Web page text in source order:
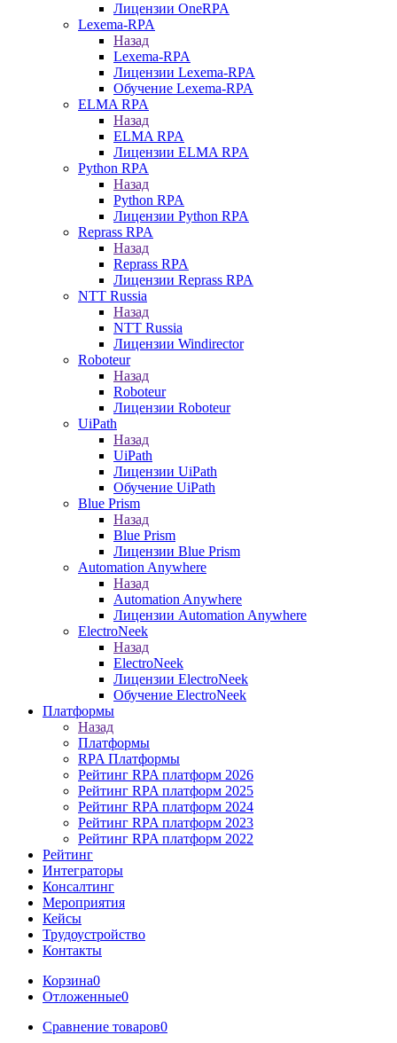
Лицензии OneRPA
Lexema-RPA
Назад
Lexema-RPA
Лицензии Lexema-RPA
Обучение Lexema-RPA
ELMA RPA
Назад
ELMA RPA
Лицензии ELMA RPA
Python RPA
Назад
Python RPA
Лицензии Python RPA
Reprass RPA
Назад
Reprass RPA
Лицензии Reprass RPA
NTT Russia
Назад
NTT Russia
Лицензии Windirector
Roboteur
Назад
Roboteur
Лицензии Roboteur
UiPath
Назад
UiPath
Лицензии UiPath
Обучение UiPath
Blue Prism
Назад
Blue Prism
Лицензии Blue Prism
Automation Anywhere
Назад
Automation Anywhere
Лицензии Automation Anywhere
ElectroNeek
Назад
ElectroNeek
Лицензии ElectroNeek
Обучение ElectroNeek
Платформы
Назад
Платформы
RPA Платформы
Рейтинг RPA платформ 2026
Рейтинг RPA платформ 2025
Рейтинг RPA платформ 2024
Рейтинг RPA платформ 2023
Рейтинг RPA платформ 2022
Рейтинг
Интеграторы
Консалтинг
Mероприятия
Кейсы
Трудоустройство
Контакты
Корзина0
Отложенные0
Сравнение товаров0